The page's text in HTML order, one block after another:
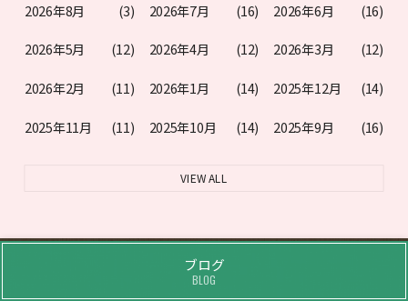
2026年8月 (3) 2026年7月 (16) 2026年6月 (16)
2026年5月 (12) 2026年4月 (12) 2026年3月 (12)
2026年2月 (11) 2026年1月 (14) 2025年12月 (14)
2025年11月 (11) 2025年10月 (14) 2025年9月 (16)
VIEW ALL
ブログ
BLOG